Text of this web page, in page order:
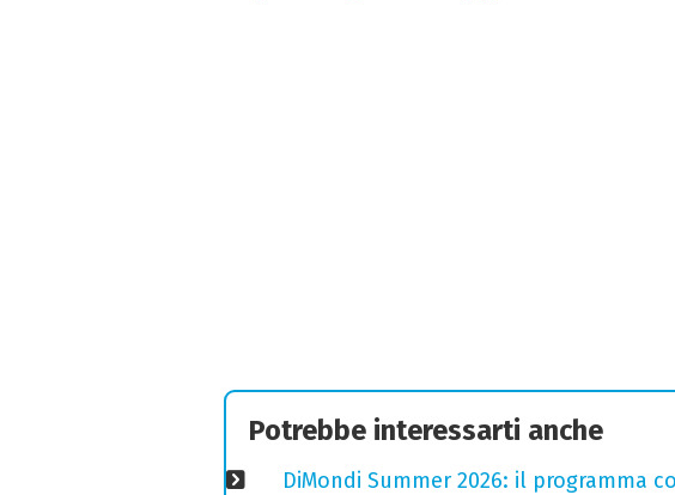
Potrebbe interessarti anche
DiMondi Summer 2026: il programma